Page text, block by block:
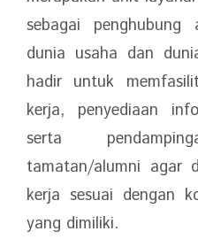
sebagai
dunia usaha dan
hadir untuk
kerja, penyediaan
serta
tamatan/alumni agar
kerja sesuai dengan
yang dimiliki.